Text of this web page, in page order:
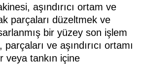
aşındırıcı ortam ve
parçaları düzeltmek ve
bir yüzey son işlem
ve aşındırıcı ortamı
veya tankın içine